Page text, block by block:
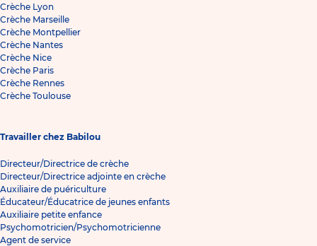
Crèche Lyon
Crèche Marseille
Crèche Montpellier
Crèche Nantes
Crèche Nice
Crèche Paris
Crèche Rennes
Crèche Toulouse
Travailler chez Babilou
Directeur/Directrice de crèche
Directeur/Directrice adjointe en crèche
Auxiliaire de puériculture
Éducateur/Éducatrice de jeunes enfants
Auxiliaire petite enfance
Psychomotricien/Psychomotricienne
Agent de service